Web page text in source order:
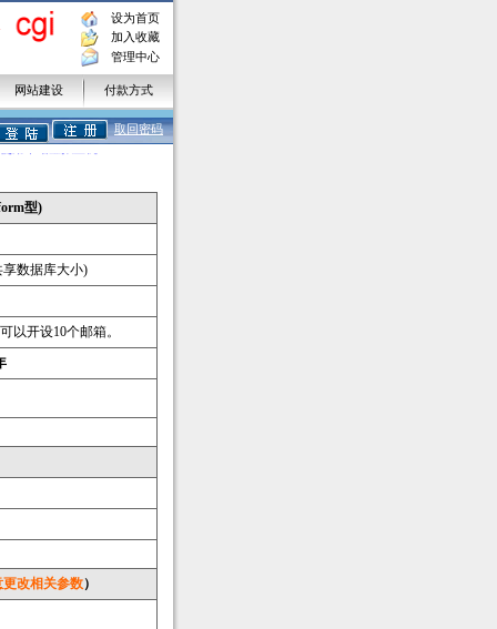
设为首页
加入收藏
管理中心
网站建设 付款方式
取回密码
使用本站虚拟主机？
用本站虚拟主机？
型)
享数据库大小)
以开设10个邮箱。
改相关参数）